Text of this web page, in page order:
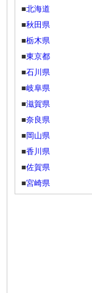
■北海道
■秋田県
■栃木県
■東京都
■石川県
■岐阜県
■滋賀県
■奈良県
■ 岡山県
■香川県
■佐賀県
■宮崎県